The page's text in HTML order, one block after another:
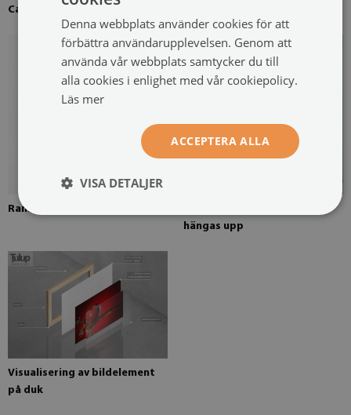
Canvas uppspänd över en ram
Rammonterad fjädring
hängas upp
Visualisering av bildelement
på duk
Denna webbplats använder cookies för att
förbättra användarupplevelsen. Genom att
använda vår webbplats samtycker du till
alla cookies i enlighet med vår cookiepolicy.
Läs mer
ACCEPTERA ALLA
VISA DETALJER